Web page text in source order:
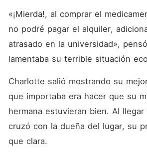
«¡Mierda!, al comprar el
no podré pagar el alquiler,
atrasado en la universidad»,
lamentaba su terrible situación
Charlotte salió mostrando su
que importaba era hacer que su
hermana estuvieran bien. Al
cruzó con la dueña del lugar, su
que clara.